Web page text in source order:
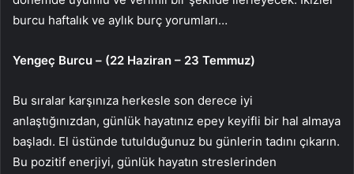
burcu haftalık ve aylık burç yorumları…
Yengeç Burcu – (22 Haziran – 23 Temmuz)
Bu sıralar karşınıza herkesle son derece iyi
anlaştığınızdan, günlük hayatınız epey keyifli bir hal almaya
başladı. El üstünde tutulduğunuz bu günlerin tadını çıkarın.
Bu pozitif enerjiyi, günlük hayatın streslerinden